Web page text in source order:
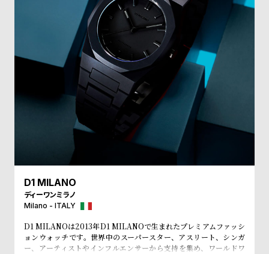
BS
D1 MILANO
ディーワンミラノ
Milano - ITALY
D1 MILANOは2013年D1 MILANOで生まれたプレミアムファッシ
ョンウォッチです。世界中のスーパースター、アスリート、シンガ
ー、アーティストやインフルエンサーから支持を集め、ワールドワ